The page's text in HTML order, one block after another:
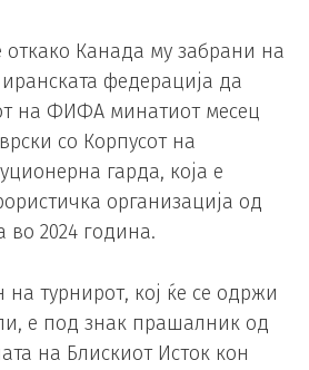
Канада му забрани на
федерација да
на ФИФА минатиот месец
со Корпусот на
гарда, која е
организација од
во 2024 година.
на турнирот, кој ќе се одржи
е под знак прашалник од
на Блискиот Исток кон